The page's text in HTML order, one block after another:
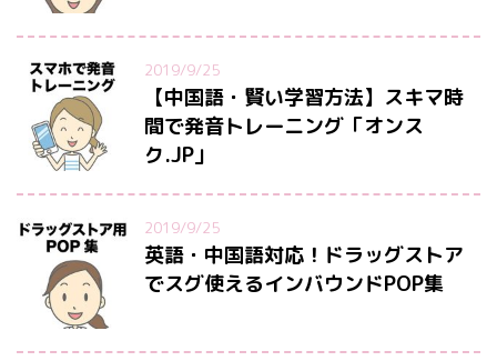
2019/9/25
【中国語・賢い学習方法】スキマ時
間で発音トレーニング「オンス
ク.JP」
2019/9/25
英語・中国語対応！ドラッグストア
でスグ使えるインバウンドPOP集